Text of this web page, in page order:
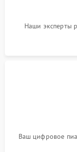
Наши эксперты
Ваш цифровое